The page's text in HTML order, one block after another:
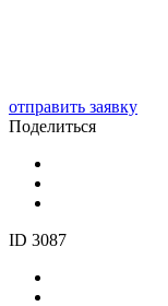
отправить заявку
Поделиться
ID 3087